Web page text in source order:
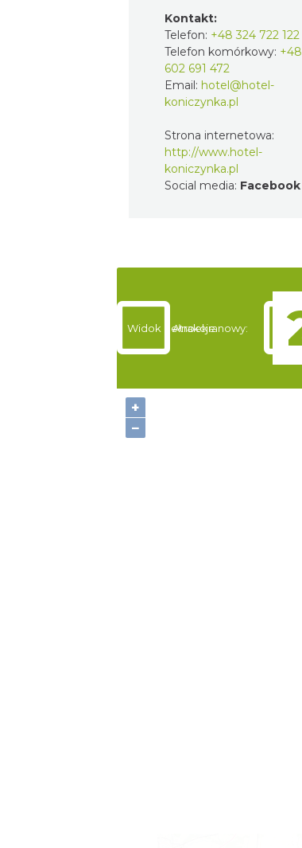
Kontakt:
Telefon: +48 324 722 122
Telefon komórkowy: +48
602 691 472
Email: hotel@hotel-
koniczynka.pl
Strona internetowa:
http://www.hotel-
koniczynka.pl
Social media: Facebook
+
−
Widok pełnoekranowy:
Atrakcje